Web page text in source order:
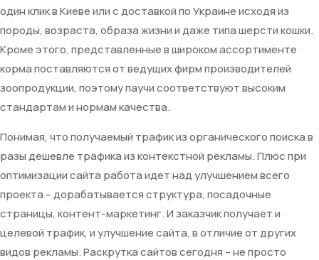
один клик в Киеве или с доставкой по Украине исходя из
породы, возраста, образа жизни и даже типа шерсти кошки.
Кроме этого, представленные в широком ассортименте
корма поставляются от ведущих фирм производителей
зоопродукции, поэтому паучи соответствуют высоким
стандартам и нормам качества.
Понимая, что получаемый трафик из органического поиска в
разы дешевле трафика из контекстной рекламы. Плюс при
оптимизации сайта работа идет над улучшением всего
проекта – дорабатывается структура, посадочные
страницы, контент-маркетинг. И заказчик получает и
целевой трафик, и улучшение сайта, в отличие от других
видов рекламы. Раскрутка сайтов сегодня – не просто